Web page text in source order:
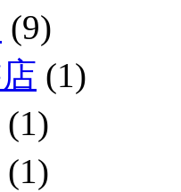
(9)
(1)
(1)
(1)